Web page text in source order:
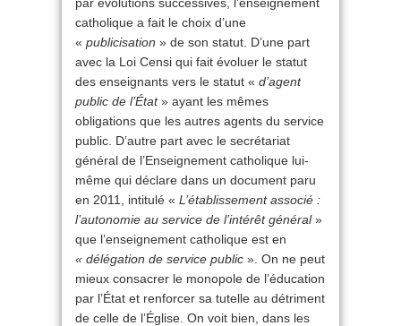
catholique a fait le choix d’une
« publicisation » de son statut. D’une part
avec la Loi Censi qui fait évoluer le statut
des enseignants vers le statut « d’agent
public de l’État» ayant les mêmes
obligations que les autres agents du service
public. D’autre part avec le secrétariat
général de l’Enseignement catholique lui-
même qui déclare dans un document paru
en 2011, intitulé « L’établissement associé :
l’autonomie au service de l’intérêt général»
que l’enseignement catholique est en
« délégation de service public ». On ne peut
mieux consacrer le monopole de l’éducation
par l’État et renforcer sa tutelle au détriment
de celle de l’Église. On voit bien, dans les